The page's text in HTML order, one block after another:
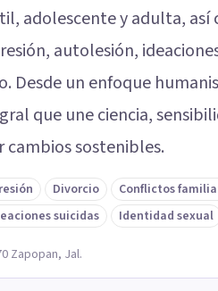
adolescente y adulta, así
autolesión,
Desde un enfoque
que une ciencia,
sostenibles.
Divorcio Conflictos
suicidas Identidad sexual
Zapopan, Jal.